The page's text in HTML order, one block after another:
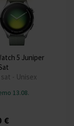
5 Juniper
- Unisex
13.08.
€